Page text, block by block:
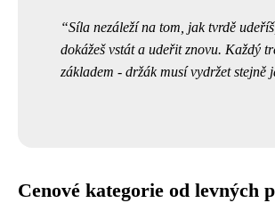
Síla nezáleží na tom, jak tvrdě
dokážeš vstát a udeřit znovu. Každý
základem - držák musí vydržet stejně
Cenové kategorie od levných